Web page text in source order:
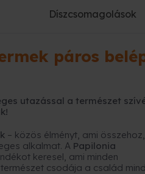
Díszcsomagolások
páros
utazással a természet
– közös élményt, ami összehoz,
alkalmat. A Papilonia
keresel, ami minden
csodája a család